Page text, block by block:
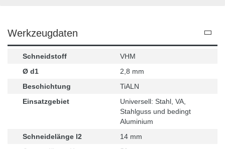
Werkzeugdaten
Schneidstoff
VHM
Ø d1
2,8 mm
Beschichtung
TiALN
Einsatzgebiet
Universell: Stahl, VA,
Stahlguss und bedingt
Aluminium
Schneidelänge l2
14 mm